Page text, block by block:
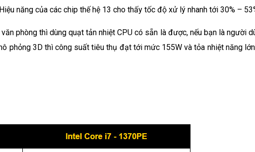
năng của các chip thế hệ 13 cho thấy tốc độ xử lý nhanh tới 30% –
phòng thì dùng quạt tản nhiệt CPU có sẵn là được, nếu bạn là người
phỏng 3D thì công suất tiêu thụ đạt tới mức 155W và tỏa nhiệt năng